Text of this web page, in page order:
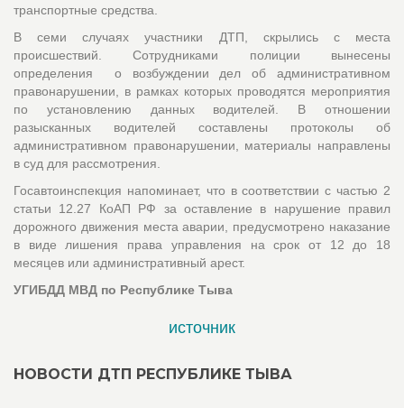
транспортные средства.
В семи случаях участники ДТП, скрылись с места
происшествий. Сотрудниками полиции вынесены
определения о возбуждении дел об административном
правонарушении, в рамках которых проводятся мероприятия
по установлению данных водителей. В отношении
разысканных водителей составлены протоколы об
административном правонарушении, материалы направлены
в суд для рассмотрения.
Госавтоинспекция напоминает, что в соответствии с частью 2
статьи 12.27 КоАП РФ за оставление в нарушение правил
дорожного движения места аварии, предусмотрено наказание
в виде лишения права управления на срок от 12 до 18
месяцев или административный арест.
УГИБДД МВД по Республике Тыва
источник
НОВОСТИ ДТП РЕСПУБЛИКЕ ТЫВА